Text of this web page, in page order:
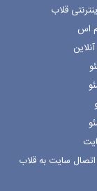
قلاب
اس
سایت به قلاب